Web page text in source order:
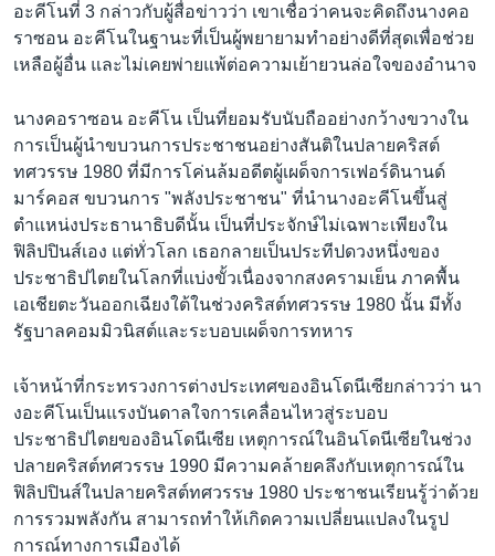
ติดตามเรา
เลือกภาษา
อะคีโนที่ 3 กล่าวกับผู้สื่อข่าวว่า เขาเชื่อว่าคนจะคิดถึงนางคอ
ราซอน อะคีโนในฐานะที่เป็นผู้พยายามทำอย่างดีที่สุดเพื่อช่วย
เหลือผู้อื่น และไม่เคยพ่ายแพ้ต่อความเย้ายวนล่อใจของอำนาจ
นางคอราซอน อะคีโน เป็นที่ยอมรับนับถืออย่างกว้างขวางใน
การเป็นผู้นำขบวนการประชาชนอย่างสันติในปลายคริสต์
ทศวรรษ 1980 ที่มีการโค่นล้มอดีตผู้เผด็จการเฟอร์ดินานด์
มาร์คอส ขบวนการ "พลังประชาชน" ที่นำนางอะคีโนขึ้นสู่
ตำแหน่งประธานาธิบดีนั้น เป็นที่ประจักษ์ไม่เฉพาะเพียงใน
ฟิลิปปินส์เอง แต่ทั่วโลก เธอกลายเป็นประทีปดวงหนึ่งของ
ประชาธิปไตยในโลกที่แบ่งขั้วเนื่องจากสงครามเย็น ภาคพื้น
เอเชียตะวันออกเฉียงใต้ในช่วงคริสต์ทศวรรษ 1980 นั้น มีทั้ง
รัฐบาลคอมมิวนิสต์และระบอบเผด็จการทหาร
เจ้าหน้าที่กระทรวงการต่างประเทศของอินโดนีเซียกล่าวว่า นา
งอะคีโนเป็นแรงบันดาลใจการเคลื่อนไหวสู่ระบอบ
ประชาธิปไตยของอินโดนีเซีย เหตุการณ์ในอินโดนีเซียในช่วง
ปลายคริสต์ทศวรรษ 1990 มีความคล้ายคลึงกับเหตุการณ์ใน
ฟิลิปปินส์ในปลายคริสต์ทศวรรษ 1980 ประชาชนเรียนรู้ว่าด้วย
การรวมพลังกัน สามารถทำให้เกิดความเปลี่ยนแปลงในรูป
การณ์ทางการเมืองได้